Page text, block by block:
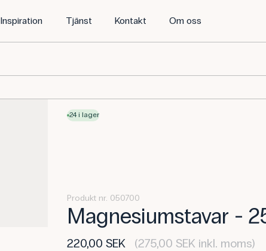
Inspiration Tjänst Kontakt Om oss
24 i lager
Produkt nr. 050700
Magnesiumstavar -
220,00 SEK (275,00 SEK inkl. moms)